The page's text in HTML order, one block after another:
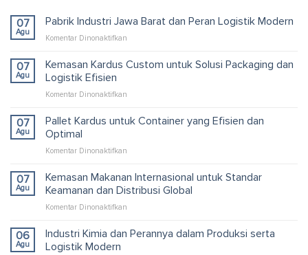
07
Agu
Pabrik Industri Jawa Barat dan Peran Logistik Modern
Komentar Dinonaktifkan
Industri
Logistik
07
Agu
Kemasan Kardus Custom untuk Solusi Packaging dan
Logistik Efisien
Komentar Dinonaktifkan
Kardus
dan
Logistik
07
Agu
Pallet Kardus untuk Container yang Efisien dan
Optimal
Komentar Dinonaktifkan
Kardus
untuk
dan
07
Agu
Kemasan Makanan Internasional untuk Standar
Keamanan dan Distribusi Global
Komentar Dinonaktifkan
Makanan
Internasional
06
Agu
Industri Kimia dan Perannya dalam Produksi serta
Logistik Modern